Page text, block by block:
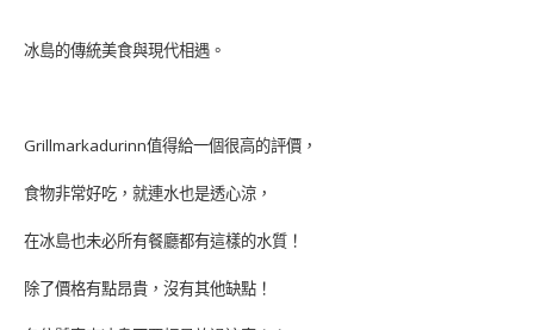
冰島的傳統美食與現代相遇。
Grillmarkadurinn值得給一個很高的評價，
食物非常好吃，就連水也是透心涼，
在冰島也未必所有餐廳都有這樣的水質！
除了價格有點昂貴，沒有其他缺點！